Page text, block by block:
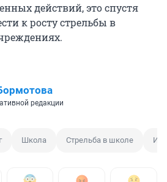
действий, это спустя
к росту стрельбы в
редакции
Школа Стрельба в школе